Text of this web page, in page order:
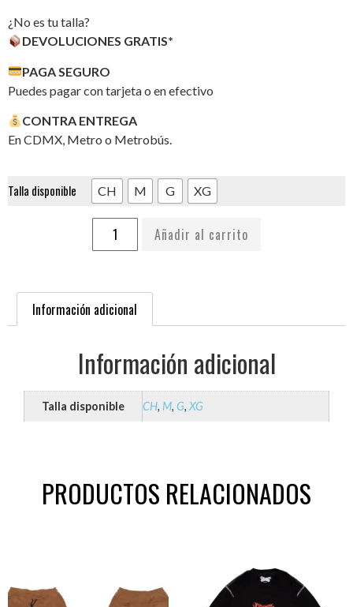
¿No es tu talla?
DEVOLUCIONES GRATIS*
PAGA SEGURO
Puedes pagar con tarjeta o en efectivo
CONTRA ENTREGA
En CDMX, Metro o Metrobús.
Talla disponible CH M G XG
Añadir al carrito
Información adicional
Información adicional
Talla disponible CH, M, G, XG
PRODUCTOS RELACIONADOS